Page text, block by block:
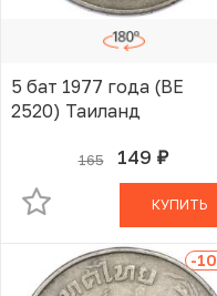
5 бат 1977 года (BE
2520) Таиланд
165 149 руб.
В КОРЗИНЕ
КУПИТЬ
-10